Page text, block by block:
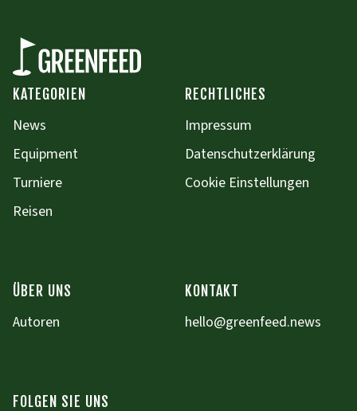
KATEGORIEN
News
Equipment
Turniere
Reisen
RECHTLICHES
Impressum
Datenschutzerklärung
Cookie Einstellungen
ÜBER UNS
Autoren
KONTAKT
hello@greenfeed.news
FOLGEN SIE UNS